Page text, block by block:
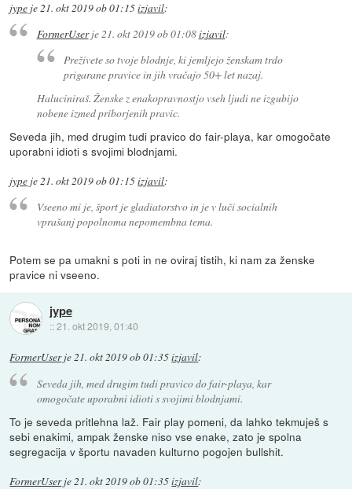
jype je21. okt 2019 ob 01:15izjavil:
FormerUserje21. okt 2019 ob 01:08izjavil:
Preživete so tvoje blodnje, ki jemljejo ženskam trdo
prigarane pravice in jih vračajo 50+ let nazaj.
Haluciniraš. Ženske z enakopravnostjo vseh ljudi ne izgubijo
nobene izmed priborjenih pravic.
Seveda jih, med drugim tudi pravico do fair-playa, kar omogočate
uporabni idioti s svojimi blodnjami.
jype je21. okt 2019 ob 01:15izjavil:
Vseeno mi je, šport je gladiatorstvo in je v luči socialnih
vprašanj popolnoma nepomembna tema.
Potem se pa umakni s poti in ne oviraj tistih, ki nam za ženske
pravice ni vseeno.
jype
::21. okt 2019, 01:40
FormerUserje21. okt 2019 ob 01:35izjavil:
Seveda jih, med drugim tudi pravico do fair-playa, kar
omogočate uporabni idioti s svojimi blodnjami.
To je seveda pritlehna laž. Fair play pomeni, da lahko tekmuješ s
sebi enakimi, ampak ženske niso vse enake, zato je spolna
segregacija v športu navaden kulturno pogojen bullshit.
FormerUserje21. okt 2019 ob 01:35izjavil: